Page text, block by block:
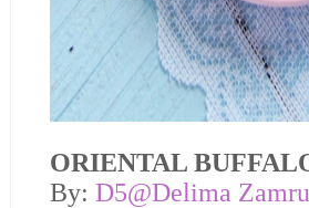
ORIENTAL
By: D5@Delima